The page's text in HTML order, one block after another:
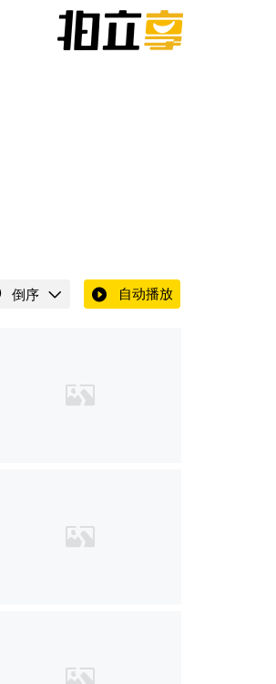
倒序 自动播放